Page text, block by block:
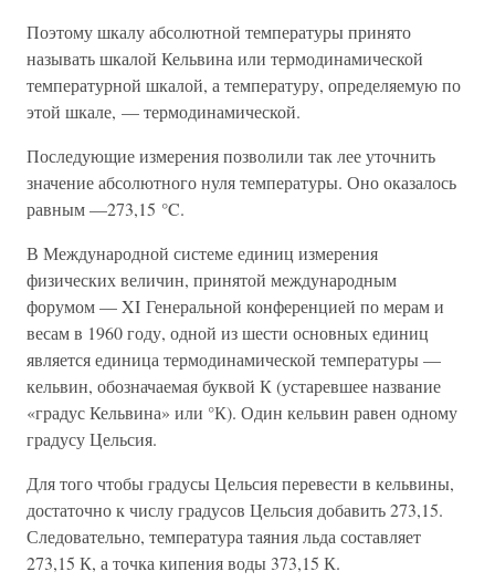
Поэтому шкалу абсолютной температуры принято
называть шкалой Кельвина или термодинамической
температурной шкалой, а температуру, определяемую по
этой шкале, — термодинамической.
Последующие измерения позволили так лее уточнить
значение абсолютного нуля температуры. Оно оказалось
равным —273,15 °C.
В Международной системе единиц измерения
физических величин, принятой международным
форумом — XI Генеральной конференцией по мерам и
весам в 1960 году, одной из шести основных единиц
является единица термодинамической температуры —
кельвин, обозначаемая буквой К (устаревшее название
«градус Кельвина» или °К). Один кельвин равен одному
градусу Цельсия.
Для того чтобы градусы Цельсия перевести в кельвины,
достаточно к числу градусов Цельсия добавить 273,15.
Следовательно, температура таяния льда составляет
273,15 К, а точка кипения воды 373,15 К.